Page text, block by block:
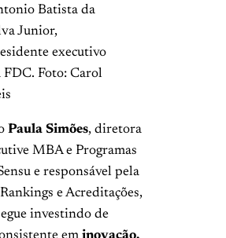
Batista da
Junior,
executivo
FDC. Foto: Carol
Paula Simões, diretora
MBA e Programas
e responsável pela
e Acreditações,
investindo de